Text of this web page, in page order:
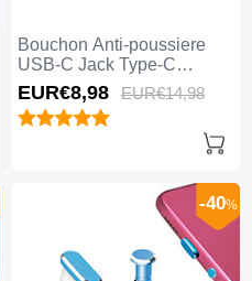
Bouchon Anti-poussiere
USB-C Jack Type-C
Universel H15 pour Apple
iPhone 15 Pro Max Vert
EUR€8,98 EUR€14,98
-40%